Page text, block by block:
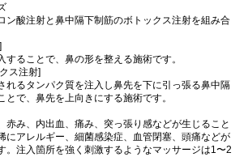
ン酸注射と鼻中隔下制筋のボトックス注射を組み合
することで、鼻の形を整える施術です。
ス注射]
れるタンパク質を注入し鼻先を下に引っ張る鼻中隔
とで、鼻先を上向きにする施術です。
赤み、内出血、痛み、突っ張り感などが生じること
にアレルギー、細菌感染症、血管閉塞、頭痛などが
。注入箇所を強く刺激するようなマッサージは1〜2